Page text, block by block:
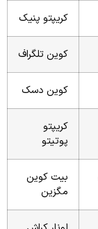
کریپتو پنیک
کوین تلگراف
کوین دسک
کریپتو
پوتیتو
بیت کوین
مگزین